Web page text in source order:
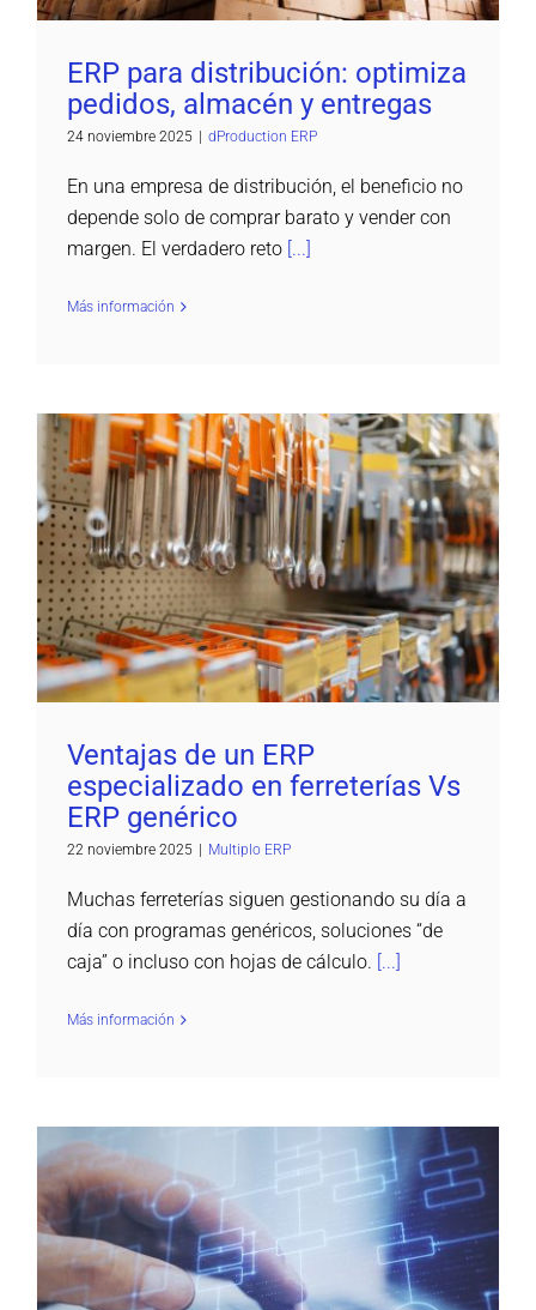
ERP para distribución: optimiza
pedidos, almacén y entregas
24 noviembre 2025 dProduction ERP
En una empresa de distribución, el beneficio no
depende solo de comprar barato y vender con
margen. El verdadero reto [...]
Más información
Ventajas de un ERP especializado en
ferreterías Vs ERP genérico
Multiplo ERP
Ventajas de un ERP
especializado en ferreterías Vs
ERP genérico
22 noviembre 2025 Multiplo ERP
Muchas ferreterías siguen gestionando su día a
día con programas genéricos, soluciones “de
caja” o incluso con hojas de cálculo. [...]
Más información
Parametrización de un ERP
Daemon4